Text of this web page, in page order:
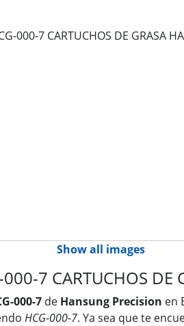
Show all images
7 CARTUCHOS
000-7 de Hansung Precision en
HCG-000-7. Ya sea que te